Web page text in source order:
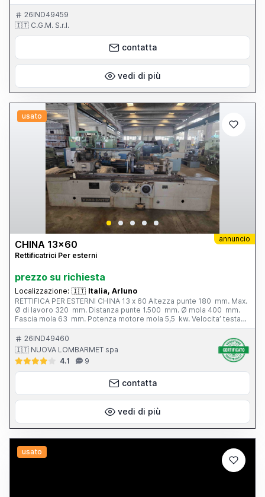
26IND49459
🇮🇹 C.G.M. S.r.l.
contatta
vedi di più
usato
annuncio
CHINA 13x60
Rettificatrici Per esterni
prezzo su richiesta
Localizzazione: 🇮🇹 Italia, Arluno
RETTIFICA PER ESTERNI CHINA 13 x 60 Altezza punte 180 mm. Max.
Ø di lavoro 320 mm. Distanza punte 1.500 mm. Ø mola 400 mm.
Fascia mola 63 mm. Potenza motore mola 5,5 kw. Velocita’ testa
portapezzo - N. 6; 28 - 280 g/min. Inclinazione tavola - 3° / + 6°
Peso totale 3.800 kg. Completa di: - n. 1 autocentrante Ø 165 mm.
- n. 1 lunetta chiusa - vasca con filtro - cunei di livellamento
26IND49460
🇮🇹 NUOVA LOMBARMET spa
4.1
9
contatta
vedi di più
usato